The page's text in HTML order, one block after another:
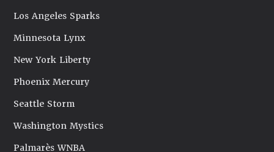
Los Angeles Sparks
Minnesota Lynx
New York Liberty
Phoenix Mercury
Seattle Storm
Washington Mystics
Palmarès WNBA